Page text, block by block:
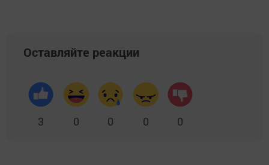
Оставляйте реакции
3 0 0 0 0